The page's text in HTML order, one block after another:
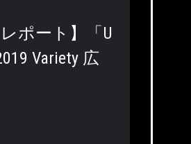
ポート】「U
Variety 広